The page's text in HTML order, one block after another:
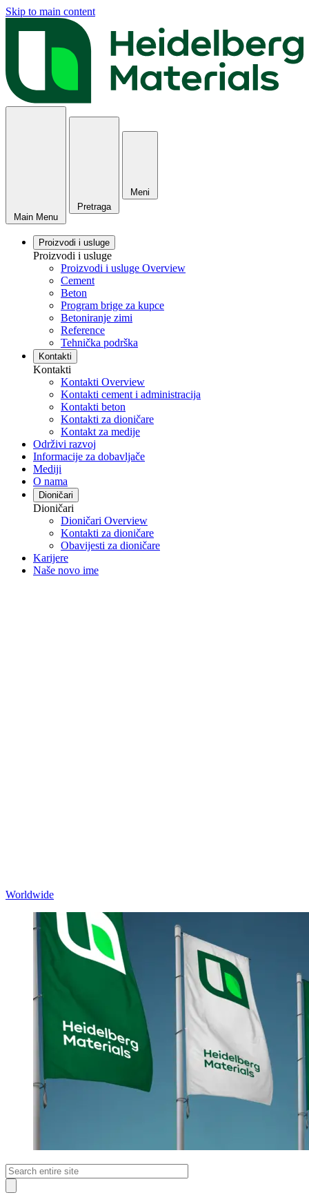
Skip to main content
Main Menu
Pretraga
Meni
Proizvodi i usluge
Proizvodi i usluge
Proizvodi i usluge Overview
Cement
Beton
Program brige za kupce
Betoniranje zimi
Reference
Tehnička podrška
Kontakti
Kontakti
Kontakti Overview
Kontakti cement i administracija
Kontakti beton
Kontakti za dioničare
Kontakt za medije
Održivi razvoj
Informacije za dobavljače
Mediji
O nama
Dioničari
Dioničari
Dioničari Overview
Kontakti za dioničare
Obavijesti za dioničare
Karijere
Naše novo ime
Worldwide